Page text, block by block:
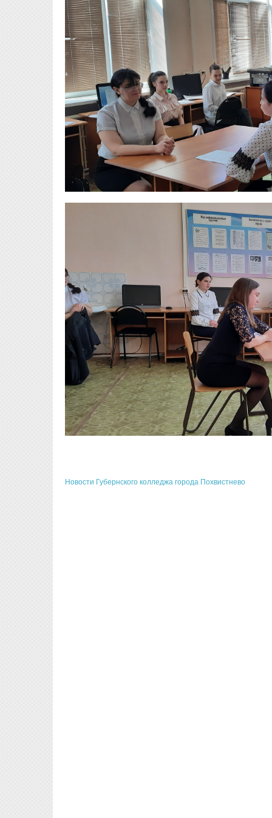
Новости Губернского колледжа города Похвистнево